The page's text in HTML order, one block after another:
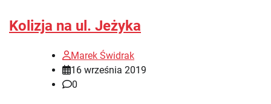
Kolizja na ul. Jeżyka
Marek Świdrak
16 września 2019
0